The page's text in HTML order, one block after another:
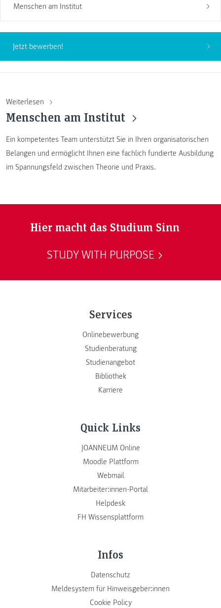
Menschen am Institut
Jetzt bewerben!
Weiterlesen
Menschen am Institut
Ein kompetentes Team unterstützt Sie in Ihren organisatorischen
Belangen und ermöglicht Ihnen eine fachlich fundierte Ausbildung
im Spannungsfeld zwischen Theorie und Praxis.
Hier macht das Studium Sinn
STUDY WITH PURPOSE
Services
Onlinebewerbung
Studienberatung
Studienangebot
Bibliothek
Karriere
Quick Links
JOANNEUM Online
Moodle Plattform
Webmail
Mitarbeiter:innen-Portal
Helpdesk
FH Wissensplattform
Infos
Datenschutz
Meldesystem für Hinweisgeber:innen
Cookie Policy